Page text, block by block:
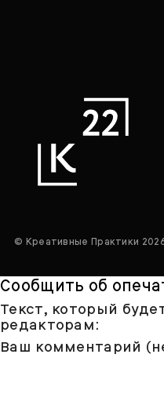
© Креативные Практики
Сообщить об
Текст, который
редакторам:
Ваш комментарий